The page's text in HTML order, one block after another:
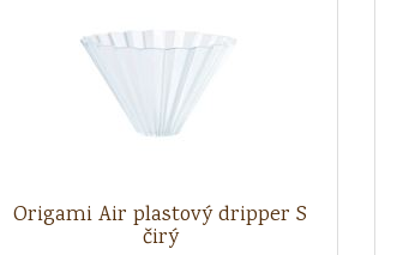
Origami Air plastový dripper S
čirý